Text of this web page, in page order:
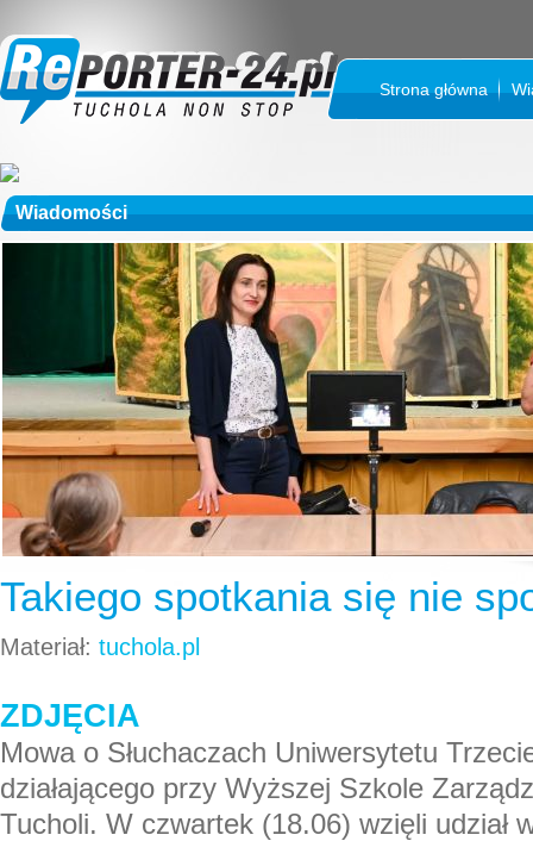
Strona główna
Wiadomości
Takiego spotkania się nie
Materiał: tuchola.pl
ZDJĘCIA
Mowa o Słuchaczach Uniwersytetu
działającego przy Wyższej Szkole
Tucholi. W czwartek (18.06) wzięli udział